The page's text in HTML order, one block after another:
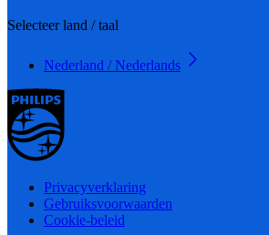
Selecteer land / taal
Nederland / Nederlands
Privacyverklaring
Gebruiksvoorwaarden
Cookie-beleid